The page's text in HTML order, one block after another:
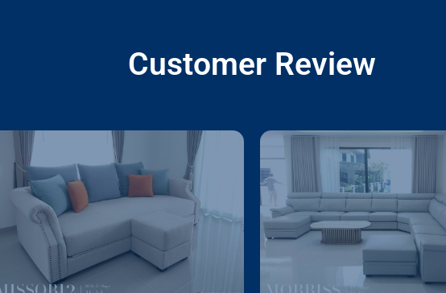
Customer Review